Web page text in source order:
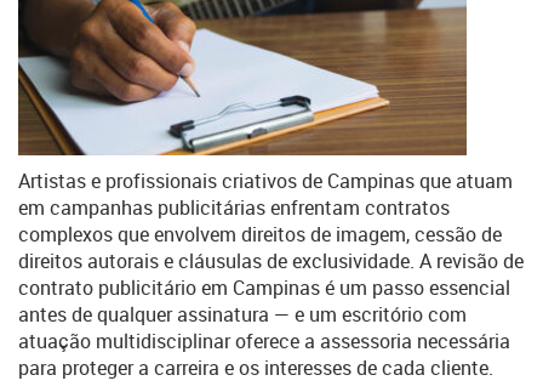
Artistas e profissionais criativos de Campinas que atuam
em campanhas publicitárias enfrentam contratos
complexos que envolvem direitos de imagem, cessão de
direitos autorais e cláusulas de exclusividade. A revisão de
contrato publicitário em Campinas é um passo essencial
antes de qualquer assinatura — e um escritório com
atuação multidisciplinar oferece a assessoria necessária
para proteger a carreira e os interesses de cada cliente.